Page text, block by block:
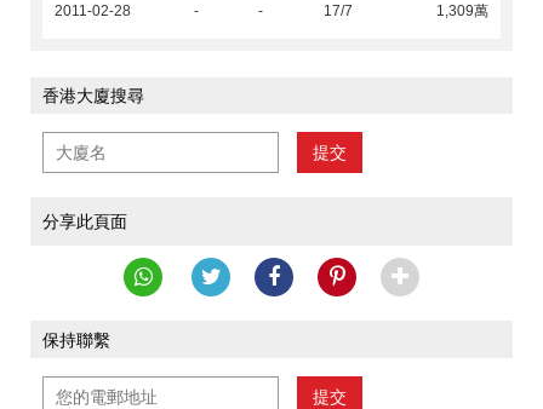
2011-02-28
- - 17/7 1,309萬
香港大廈搜尋
提交
分享此頁面
保持聯繫
提交